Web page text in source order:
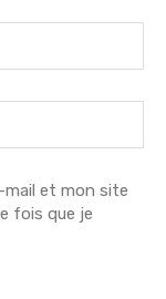
mail et mon site
fois que je